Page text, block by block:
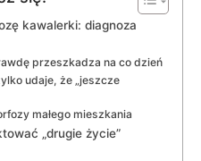
kawalerki: diagnoza
przeszkadza na co dzień
udaje, że „jeszcze
małego mieszkania
„drugie życie”